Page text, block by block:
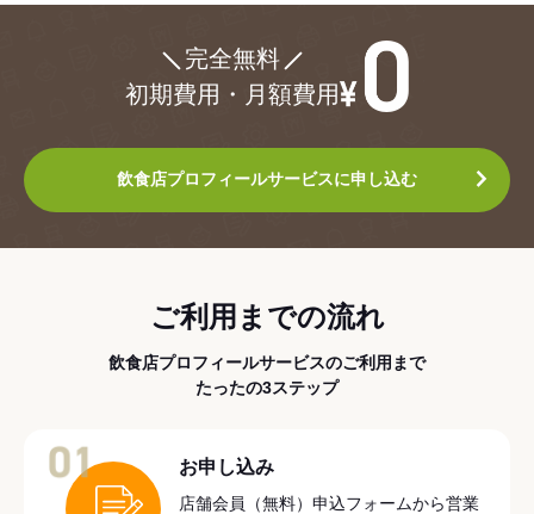
完全無料
初期費用・月額費用
飲食店プロフィールサービスに申し込む
ご利用までの流れ
飲食店プロフィールサービスのご利用まで
たったの3ステップ
お申し込み
店舗会員（無料）申込フォームから営業